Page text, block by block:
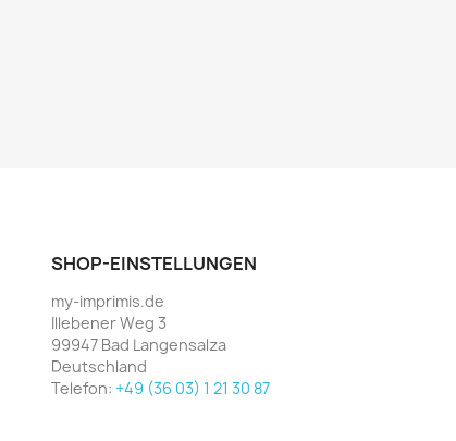
SHOP-EINSTELLUNGEN
my-imprimis.de
Illebener Weg 3
99947 Bad Langensalza
Deutschland
Telefon: +49 (36 03) 1 21 30 87